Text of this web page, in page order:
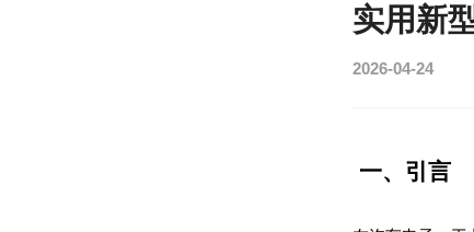
实用新
2026-04-24
一、引言